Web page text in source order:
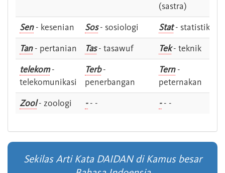
(sastra)
Sen- kesenian Sos- sosiologi Stat- statistik
Tan- pertanian Tas- tasawuf Tek- teknik
telekom-
telekomunikasi
Terb-
penerbangan
Tern-
peternakan
Zool- zoologi -- - -- -
Sekilas Arti Kata DAIDAN di Kamus besar